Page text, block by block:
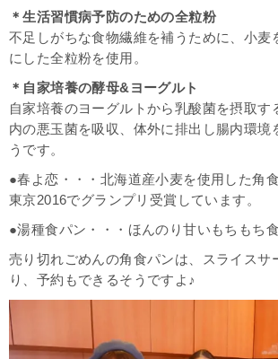
＊生活習慣病予防のための全粒粉
不足しがちな食物繊維を補うために、小麦
にした全粒粉を使用。
＊自家培養の酵母&ヨーグルト
自家培養のヨーグルトから乳酸菌を摂取す
内の悪玉菌を吸収、体外に排出し腸内環境
うです。
●春よ恋・・・北海道産小麦を使用した角
東京2016でグランプリ受賞しています
●湯種食パン・・・ほんのり甘いもちもち
売り切れごめんの角食パンは、スライスサ
り、予約もできるそうですよ♪